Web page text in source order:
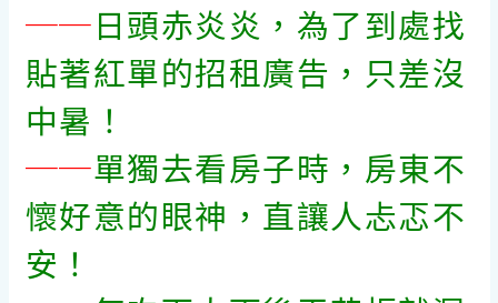
──日頭赤炎炎，為了到處找
貼著紅單的招租廣告，只差沒
中暑！
──單獨去看房子時，房東不
懷好意的眼神，直讓人忐忑不
安！